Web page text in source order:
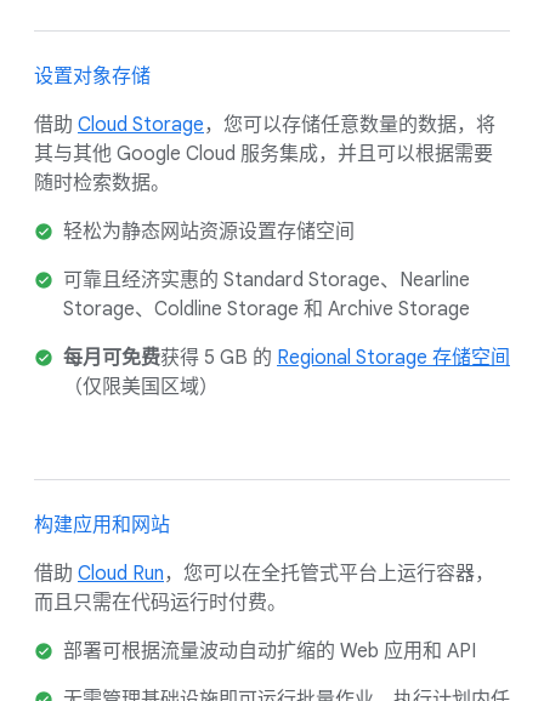
设置对象存储
借助 Cloud Storage ，您可以存储任意数量的数据，将
其与其他 Google Cloud 服务集成，并且可以根据需要
随时检索数据。
轻松为静态网站资源设置存储空间
可靠且经济实惠的 Standard Storage、Nearline
Storage、Coldline Storage 和 Archive Storage
每月可免费获得 5 GB 的 Regional Storage 存储空间
（仅限美国区域）
构建应用和网站
借助 Cloud Run ，您可以在全托管式平台上运行容器，
而且只需在代码运行时付费。
部署可根据流量波动自动扩缩的 Web 应用和 API